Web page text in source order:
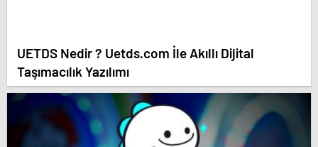
UETDS Nedir ? Uetds.com İle Akıllı Dijital
Taşımacılık Yazılımı